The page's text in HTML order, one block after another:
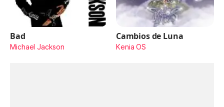
Bad
Michael Jackson
Cambios de Luna
Kenia OS